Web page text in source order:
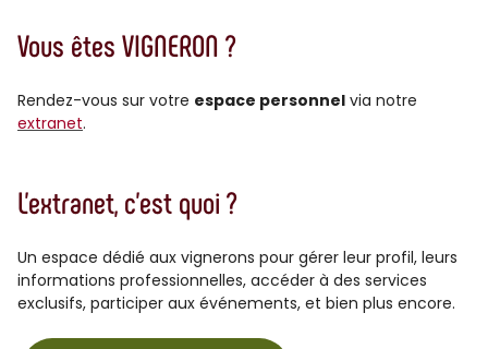
Vous êtes VIGNERON ?
Rendez-vous sur votre espace personnel via notre
extranet.
L’extranet, c’est quoi ?
Un espace dédié aux vignerons pour gérer leur profil, leurs
informations professionnelles, accéder à des services
exclusifs, participer aux événements, et bien plus encore.